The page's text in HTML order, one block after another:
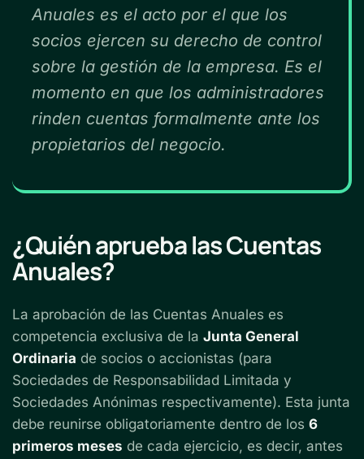
Anuales es el acto por el que los
socios ejercen su derecho de control
sobre la gestión de la empresa. Es el
momento en que los administradores
rinden cuentas formalmente ante los
propietarios del negocio.
¿Quién aprueba las Cuentas
Anuales?
La aprobación de las Cuentas Anuales es
competencia exclusiva de la Junta General
Ordinaria de socios o accionistas (para
Sociedades de Responsabilidad Limitada y
Sociedades Anónimas respectivamente). Esta junta
debe reunirse obligatoriamente dentro de los 6
primeros meses de cada ejercicio, es decir, antes